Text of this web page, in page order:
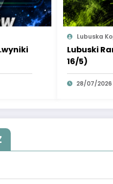
Lubuska
Lubuski
16/5)
28/07/2026